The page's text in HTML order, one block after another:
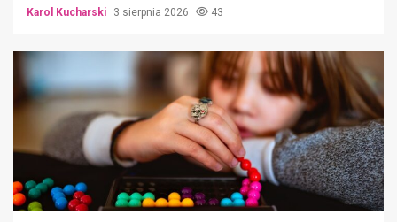
Karol Kucharski 3 sierpnia 2026 43